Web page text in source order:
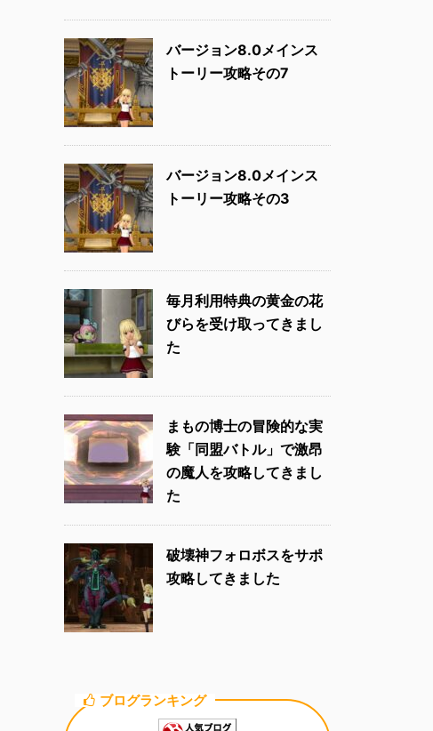
バージョン8.0メインス
トーリー攻略その7
バージョン8.0メインス
トーリー攻略その3
毎月利用特典の黄金の花
びらを受け取ってきまし
た
まもの博士の冒険的な実
験「同盟バトル」で激昂
の魔人を攻略してきまし
た
破壊神フォロボスをサポ
攻略してきました
ブログランキング